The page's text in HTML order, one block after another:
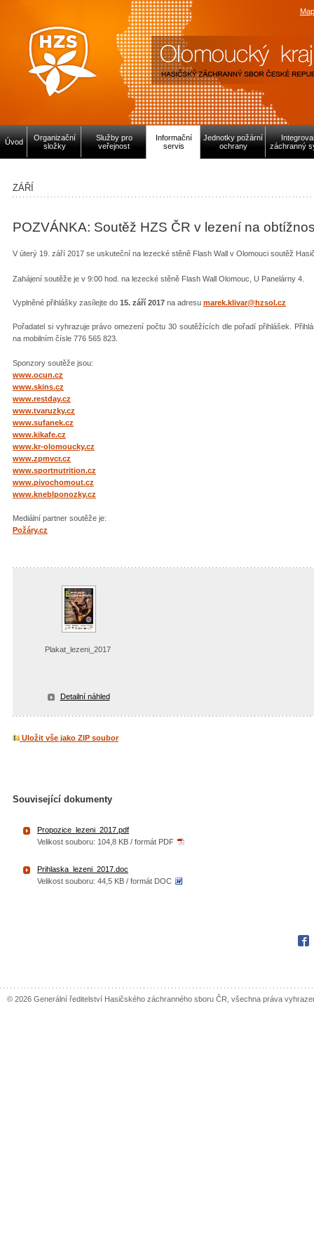
Úvod
Organizační
složky
Služby pro
veřejnost
Informační
servis
Jednotky požární
ochrany
záchranný
ZÁŘÍ
POZVÁNKA: Soutěž HZS ČR v lezení na
V úterý 19. září 2017 se uskuteční na lezecké stěně Flash Wall v Olomouci soutěž
Zahájení soutěže je v 9:00 hod. na lezecké stěně Flash Wall Olomouc, U Panelárny 4.
Vyplněné přihlášky zasílejte do 15. září 2017 na adresu marek.klivar@hzsol.cz
Pořadatel si vyhrazuje právo omezení počtu 30 soutěžících dle pořadí přihlášek.
na mobilním čísle 776 565 823.
Sponzory soutěže jsou:
www.ocun.cz
www.skins.cz
www.restday.cz
www.tvaruzky.cz
www.sufanek.cz
www.kikafe.cz
www.kr-olomoucky.cz
www.zpmvcr.cz
www.sportnutrition.cz
www.pivochomout.cz
www.kneblponozky.cz
Mediální partner soutěže je:
Požáry.cz
Plakat_lezeni_2017
Detailní náhled
Uložit vše jako ZIP soubor
Související dokumenty
Propozice_lezeni_2017.pdf
Velikost souboru: 104,8 KB / formát PDF
Prihlaska_lezeni_2017.doc
Velikost souboru: 44,5 KB / formát DOC
© 2026 Generální ředitelství Hasičského záchranného sboru ČR, všechna práva